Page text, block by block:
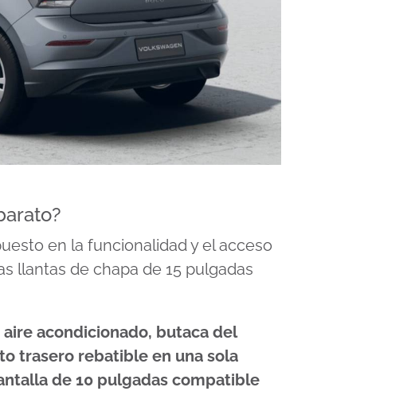
en la funcionalidad y el acceso
llantas de chapa de 15 pulgadas
aire acondicionado, butaca del
trasero rebatible en una sola
de 10 pulgadas compatible